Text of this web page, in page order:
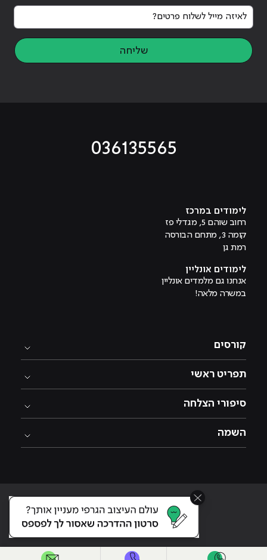
לעיצוב בדיגיטל | בשילוב AI"
סגור חלונית
לאיזה מייל לשלוח פרטים?
שליחה
036135565
לימודים במרכז
רחוב שוהם 5, מגדלי פז
קומה 3, מתחם הבורסה
רמת גן
לימודים אונליין
אנחנו גם מלמדים אונליין
במשרה מלאה!
קורסים
תפריט ראשי
סיפורי הצלחה
השמה
מדיניות הגנת הפרטיות